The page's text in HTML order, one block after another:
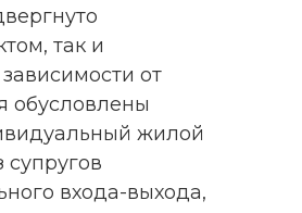
так и
от
обусловлены
жилой
входа-выхода,